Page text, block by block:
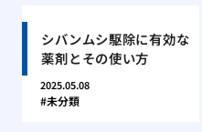
シバンムシ駆除に有効な
薬剤とその使い方
2025.05.08
未分類